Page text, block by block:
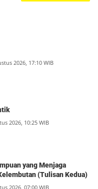
2026, 17:10 WIB
2026, 10:25 WIB
yang Menjaga
(Tulisan Kedua)
2026, 07:00 WIB